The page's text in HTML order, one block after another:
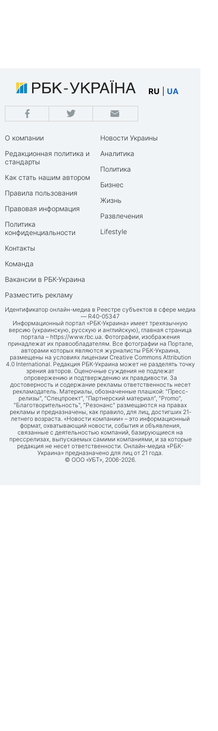
RU UA
О компании
Редакционная политика и
стандарты
Как стать нашим автором
Правила пользования
Правовая информация
Политика
конфиденциальности
Контакты
Команда
Вакансии в РБК-Украина
Разместить рекламу
Новости Украины
Аналитика
Политика
Бизнес
Жизнь
Развлечения
Lifestyle
Идентификатор онлайн-медиа в Реестре субъектов в сфере медиа
— R40-05347
Информационный портал «РБК-Украина» имеет трехязычную
версию (украинскую, русскую и английскую), главная страница
портала – https://www.rbc.ua. Фотографии, изображения
принадлежат их правообладателям. Все фотографии на Портале,
авторами которых являются журналисты РБК-Украина,
размещены на условиях лицензии Creative Commons Attribution
4.0 International. Редакция РБК-Украина может не разделять точку
зрения авторов. Оценочные суждения не подлежат
опровержению и подтверждению их правдивости. За
достоверность и содержание рекламы ответственность несет
рекламодатель. Материалы, обозначенные плашкой: "Пресс-
релизы", "Спецпроект", "Партнерский материал", "Promo",
"Благотворительность", "Резонанс" размещаются на правах
рекламы и предназначены, как правило, для лиц, достигших 21-
летнего возраста. «Новости компании» – это информационный
формат, охватывающий новости, события и объявления,
связанные с деятельностью компаний, базирующиеся на
прессрелизах, выпускаемых самими компаниями, и за которые
редакция не несет ответственности. Онлайн-медиа «РБК-
Украина» предназначено для лиц от 21 года.
© ООО «УБТ», 2006-2026.